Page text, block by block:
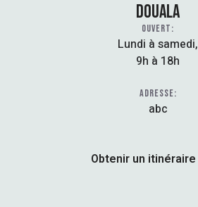
DOUALA
ADRESSE:
abc
Obtenir un itinéraire
OUVERT:
Lundi à samedi,
9h à 18h